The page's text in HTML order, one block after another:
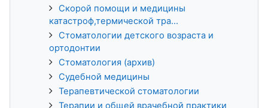
Скорой помощи и медицины
катастроф,термической тра...
Стоматологии детского возраста и
ортодонтии
Стоматология (архив)
Судебной медицины
Терапевтической стоматологии
Терапии и общей врачебной практики